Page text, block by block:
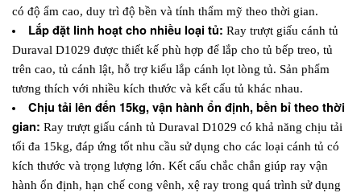
có độ ẩm cao, duy trì độ bền và tính thẩm mỹ theo thời gian.
Lắp đặt linh hoạt cho nhiều loại tủ: Ray trượt giấu cánh tủ
Duraval D1029 được thiết kế phù hợp để lắp cho tủ bếp treo, tủ
trên cao, tủ cánh lật, hỗ trợ kiểu lắp cánh lọt lòng tủ. Sản phẩm
tương thích với nhiều kích thước và kết cấu tủ khác nhau.
Chịu tải lên đến 15kg, vận hành ổn định, bền bỉ theo thời
gian: Ray trượt giấu cánh tủ Duraval D1029 có khả năng chịu tải
tối đa 15kg, đáp ứng tốt nhu cầu sử dụng cho các loại cánh tủ có
kích thước và trọng lượng lớn. Kết cấu chắc chắn giúp ray vận
hành ổn định, hạn chế cong vênh, xệ ray trong quá trình sử dụng